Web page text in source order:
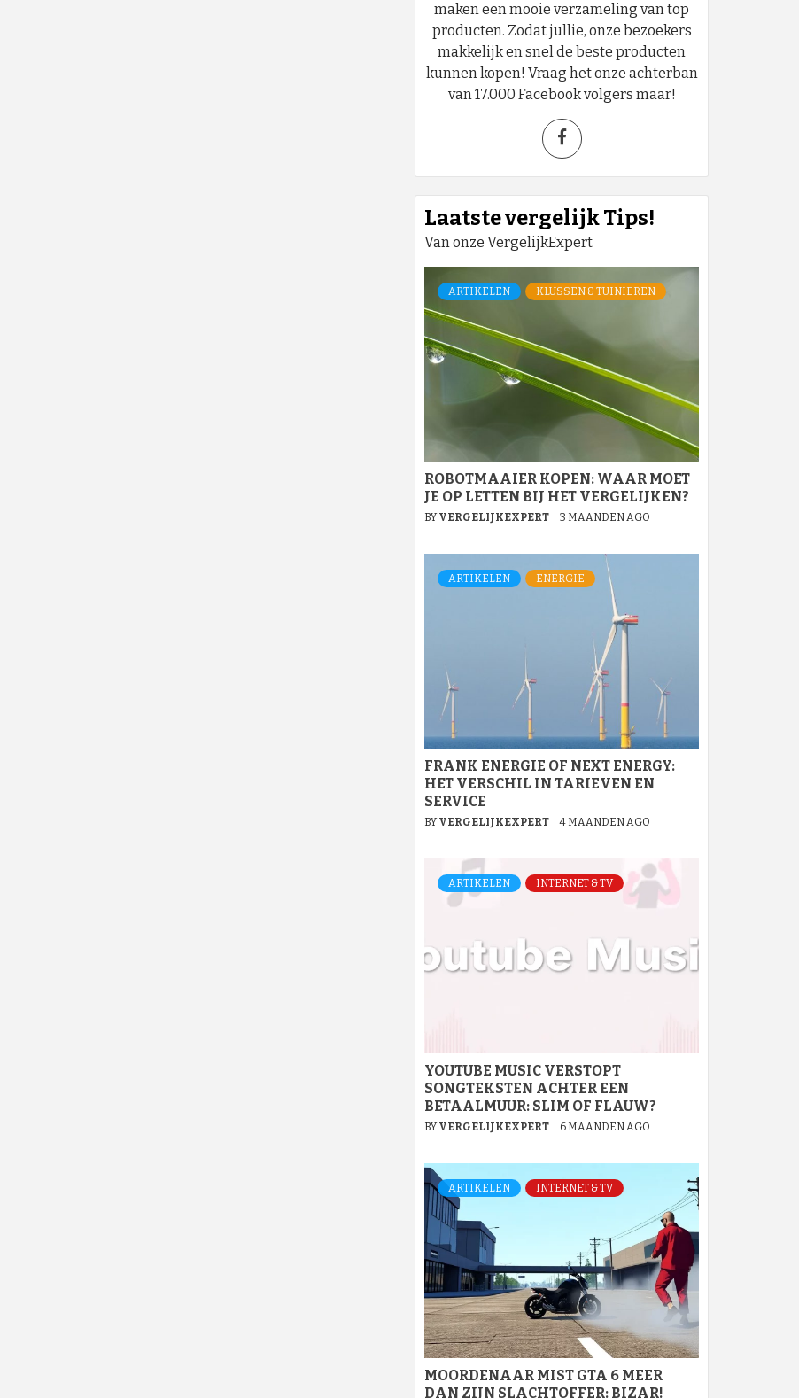
maken een mooie verzameling van top
producten. Zodat jullie, onze bezoekers
makkelijk en snel de beste producten
kunnen kopen! Vraag het onze achterban
van 17.000 Facebook volgers maar!
Laatste vergelijk Tips!
Van onze VergelijkExpert
ARTIKELEN KLUSSEN & TUINIEREN
ROBOTMAAIER KOPEN: WAAR MOET
JE OP LETTEN BIJ HET VERGELIJKEN?
BY VERGELIJKEXPERT 3 MAANDEN AGO
ARTIKELEN ENERGIE
FRANK ENERGIE OF NEXT ENERGY:
HET VERSCHIL IN TARIEVEN EN
SERVICE
BY VERGELIJKEXPERT 4 MAANDEN AGO
ARTIKELEN INTERNET & TV
YOUTUBE MUSIC VERSTOPT
SONGTEKSTEN ACHTER EEN
BETAALMUUR: SLIM OF FLAUW?
BY VERGELIJKEXPERT 6 MAANDEN AGO
ARTIKELEN INTERNET & TV
MOORDENAAR MIST GTA 6 MEER
DAN ZIJN SLACHTOFFER: BIZAR!